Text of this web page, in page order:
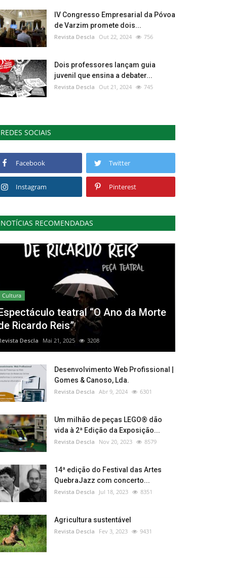
IV Congresso Empresarial da Póvoa
de Varzim promete dois...
Revista Descla Out 22, 2024 756
Dois professores lançam guia
juvenil que ensina a debater...
Revista Descla Out 21, 2024 745
REDES SOCIAIS
Facebook Twitter
Instagram Pinterest
NOTÍCIAS RECOMENDADAS
Cultura
teatral “O Ano da Morte
Ricardo Reis”
Descla Mai 21, 2025 3208
Desenvolvimento Web Profissional |
Gomes & Canoso, Lda.
Revista Descla Abr 9, 2024 6301
Um milhão de peças LEGO® dão
vida à 2ª Edição da Exposição...
Revista Descla Nov 20, 2023 8579
14ª edição do Festival das Artes
QuebraJazz com concerto...
Revista Descla Jul 18, 2023 8351
Agricultura sustentável
Revista Descla Fev 3, 2023 9431